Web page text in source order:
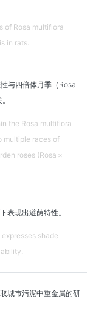
of Rosa multiflora
in rats.
与四倍体月季（Rosa
the Rosa multiflora
multiple races of
roses (Rosa ×
表现出避荫特性。
shade
城市污泥中重金属的研